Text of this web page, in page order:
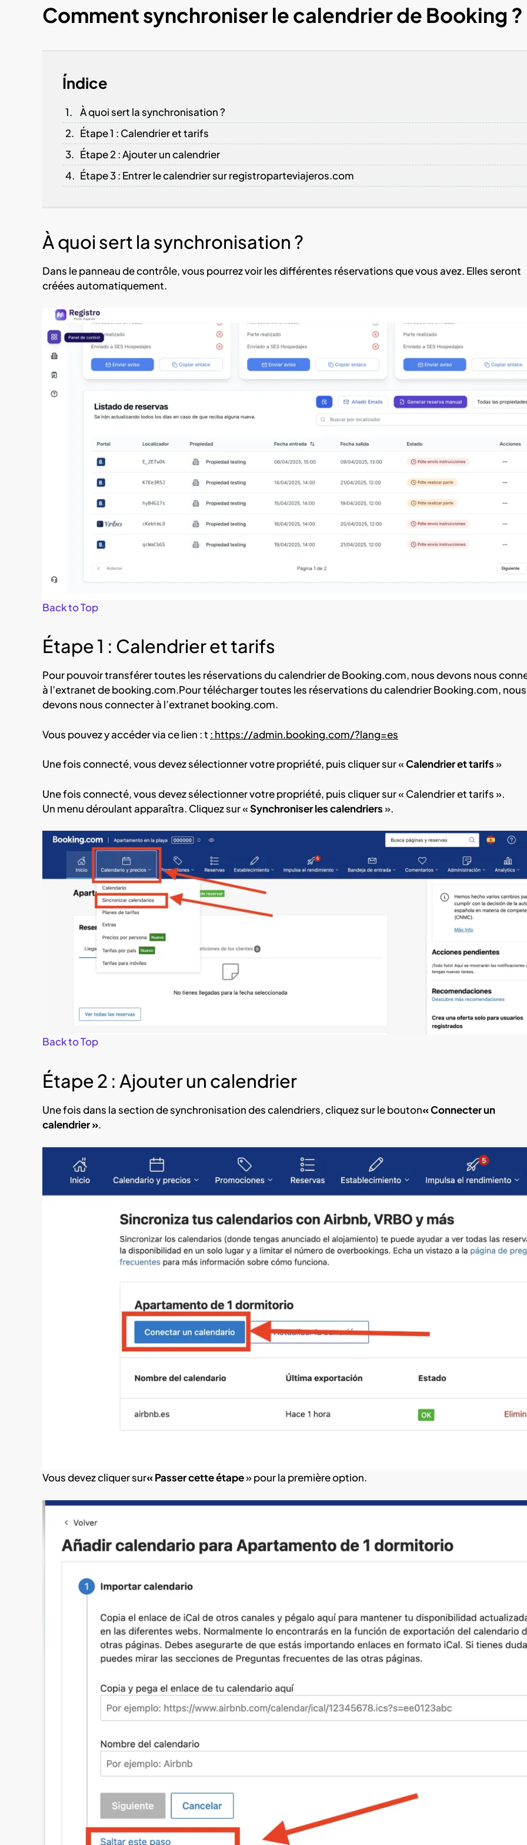
Comment synchroniser le calendrier de Booking ?
Índice
À quoi sert la synchronisation ?
Étape 1 : Calendrier et tarifs
Étape 2 : Ajouter un calendrier
Étape 3 : Entrer le calendrier sur registroparteviajeros.com
À quoi sert la synchronisation ?
Dans le panneau de contrôle, vous pourrez voir les différentes réservations que vous avez. Elles seront
créées automatiquement.
Back to Top
Étape 1 : Calendrier et tarifs
Pour pouvoir transférer toutes les réservations du calendrier de Booking.com, nous devons nous
à l’extranet de booking.com.Pour télécharger toutes les réservations du calendrier Booking.com, nous
devons nous connecter à l’extranet booking.com.
Vous pouvez y accéder via ce lien : t : https://admin.booking.com/?lang=es
Une fois connecté, vous devez sélectionner votre propriété, puis cliquer sur «Calendrier et tarifs»
Une fois connecté, vous devez sélectionner votre propriété, puis cliquer sur « Calendrier et tarifs ».
Un menu déroulant apparaîtra. Cliquez sur «Synchroniser les calendriers».
Back to Top
Étape 2 : Ajouter un calendrier
Une fois dans la section de synchronisation des calendriers, cliquez sur le bouton« Connecter un
calendrier ».
Vous devez cliquer sur« Passer cette étape» pour la première option.